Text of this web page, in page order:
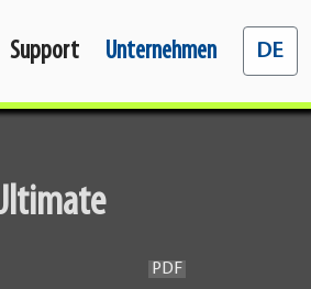
Support Unternehmen Sprache
DE
PDF